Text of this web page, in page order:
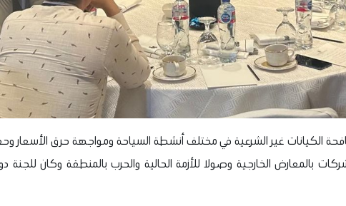
الكيانات غير الشرعية في مختلف أنشطة السياحة ومواجهة حرق الأسعار
بالمعارض الخارجية وصولا للأزمة الحالية والحرب بالمنطقة وكان للجنة